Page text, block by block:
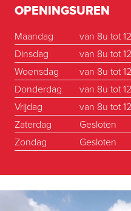
OPENINGSUREN
Maandag
van 8u tot
Dinsdag
van 8u tot
Woensdag
van 8u tot
Donderdag
van 8u tot
Vrijdag
van 8u tot
Zaterdag
Gesloten
Zondag
Gesloten